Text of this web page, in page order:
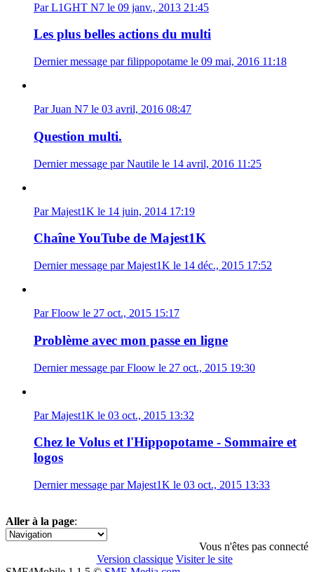
Par L1GHT N7 le 09 janv., 2013 21:45
Les plus belles actions du multi
Dernier message par filippopotame le 09 mai, 2016 11:18
Par Juan N7 le 03 avril, 2016 08:47
Question multi.
Dernier message par Nautile le 14 avril, 2016 11:25
Par Majest1K le 14 juin, 2014 17:19
Chaîne YouTube de Majest1K
Dernier message par Majest1K le 14 déc., 2015 17:52
Par Floow le 27 oct., 2015 15:17
Problème avec mon passe en ligne
Dernier message par Floow le 27 oct., 2015 19:30
Par Majest1K le 03 oct., 2015 13:32
Chez le Volus et l'Hippopotame - Sommaire et
logos
Dernier message par Majest1K le 03 oct., 2015 13:33
Aller à la page:
1 2 3 4 5 6
Vous n'êtes pas connecté
Version classique Visiter le site